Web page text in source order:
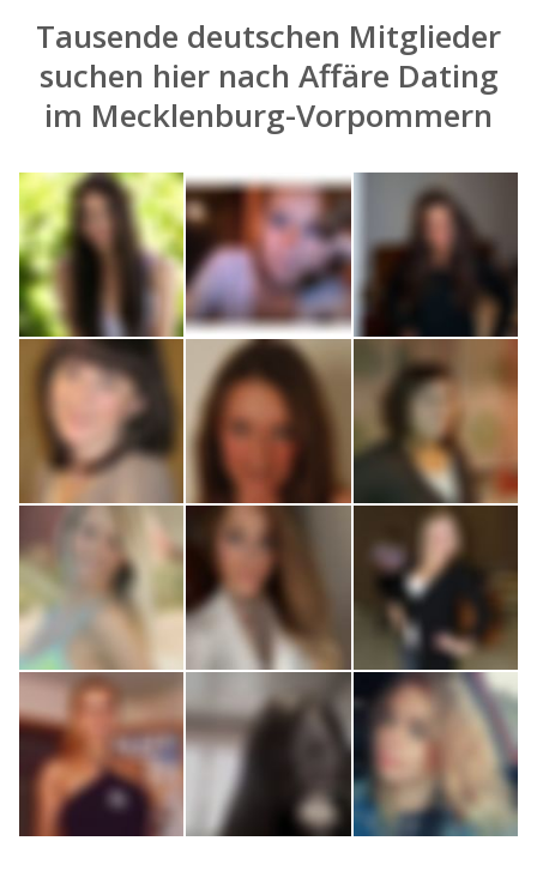
Tausende deutschen Mitglieder
suchen hier nach Affäre Dating
im Mecklenburg-Vorpommern